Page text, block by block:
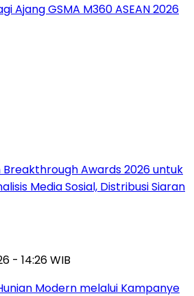
Ajang GSMA M360 ASEAN 2026
Breakthrough Awards 2026 untuk
Media Sosial, Distribusi Siaran
- 14:26 WIB
Modern melalui Kampanye